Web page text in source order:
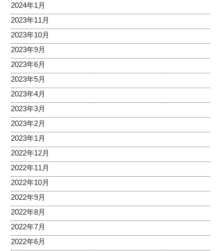
2024年1月
2023年11月
2023年10月
2023年9月
2023年6月
2023年5月
2023年4月
2023年3月
2023年2月
2023年1月
2022年12月
2022年11月
2022年10月
2022年9月
2022年8月
2022年7月
2022年6月